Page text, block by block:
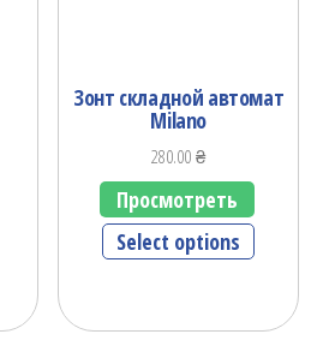
Зонт складной автомат
Milano
280.00₴
Просмотреть
Select options